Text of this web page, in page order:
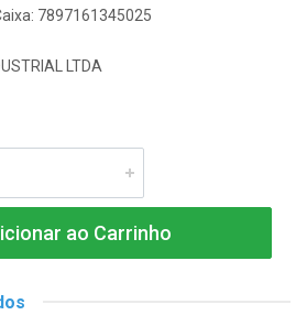
7897161345025
LTDA
ao Carrinho